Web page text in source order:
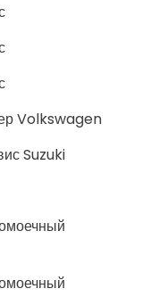
Volkswagen
Suzuki